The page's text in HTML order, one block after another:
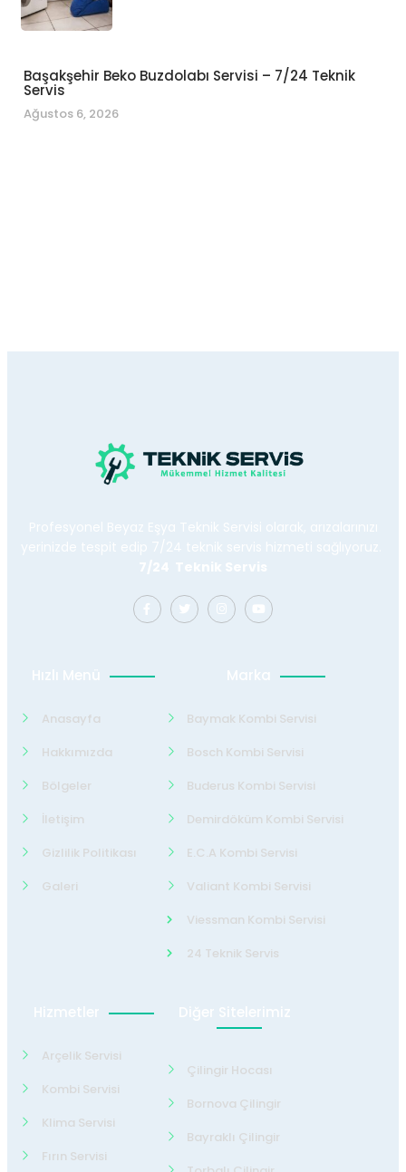
Başakşehir Beko Buzdolabı Servisi – 7/24 Teknik
Servis
Ağustos 6, 2026
Profesyonel Beyaz Eşya Teknik Servisi olarak, arızalarınızı
yerinizde tespit edip 7/24 teknik servis hizmeti sağlıyoruz.
7/24 Teknik Servis
Hızlı Menü
Anasayfa
Hakkımızda
Bölgeler
İletişim
Gizlilik Politikası
Galeri
Marka
Baymak Kombi Servisi
Bosch Kombi Servisi
Buderus Kombi Servisi
Demirdöküm Kombi Servisi
E.C.A Kombi Servisi
Valiant Kombi Servisi
Viessman Kombi Servisi
24 Teknik Servis
Hizmetler
Arçelik Servisi
Kombi Servisi
Klima Servisi
Fırın Servisi
Diğer Sitelerimiz
Çilingir Hocası
Bornova Çilingir
Bayraklı Çilingir